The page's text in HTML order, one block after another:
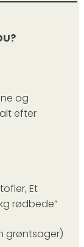
og
efter
Et
rødbede”
grøntsager)